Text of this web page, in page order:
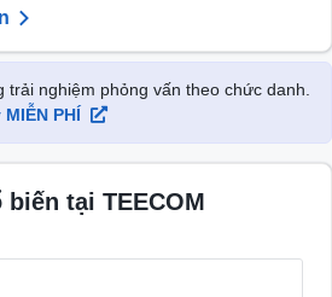
trải nghiệm phỏng vấn theo chức danh.
PHÍ
tại TEECOM